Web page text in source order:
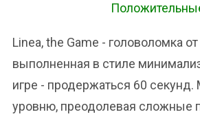
Linea, the Game - головоломка
выполненная в стиле
игре - продержаться 60 секунд.
уровню, преодолевая сложные